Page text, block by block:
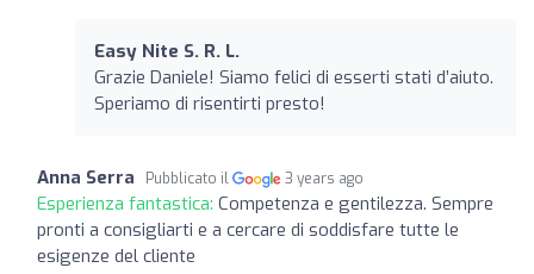
Easy Nite S. R. L.
Grazie Daniele! Siamo felici di esserti stati d’aiuto.
Speriamo di risentirti presto!
Anna Serra Pubblicato il 3 years ago
Esperienza fantastica: Competenza e gentilezza. Sempre
pronti a consigliarti e a cercare di soddisfare tutte le
esigenze del cliente